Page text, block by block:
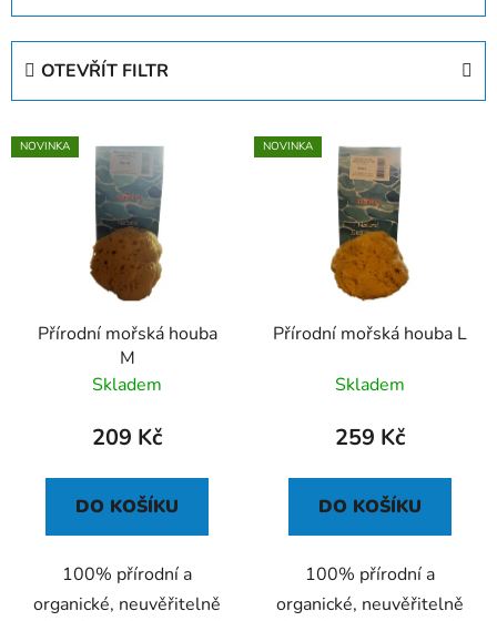
z
p
OTEVŘÍT FILTR
V
ý
NOVINKA
Přírodní mořská houba
M
Skladem
209 Kč
DO KOŠÍKU
100% přírodní a
organické, neuvěřitelně
NOVINKA
Přírodní mořská houba L
Skladem
259 Kč
DO KOŠÍKU
100% přírodní a
organické, neuvěřitelně